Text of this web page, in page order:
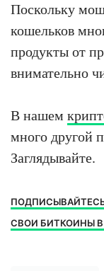
Поскольку
кошельков
продукты от
внимательно
В нашем
много другой
Заглядывайте.
СВОИ БИТКОИНЫ